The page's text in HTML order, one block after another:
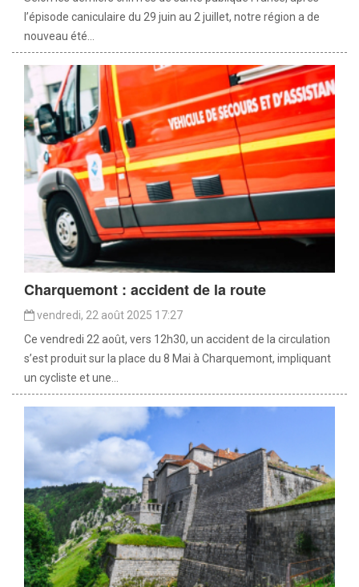
l’épisode caniculaire du 29 juin au 2 juillet, notre région a de
nouveau été...
Charquemont : accident de la route
vendredi, 22 août 2025 17:27
Ce vendredi 22 août, vers 12h30, un accident de la circulation
s’est produit sur la place du 8 Mai à Charquemont, impliquant
un cycliste et une...